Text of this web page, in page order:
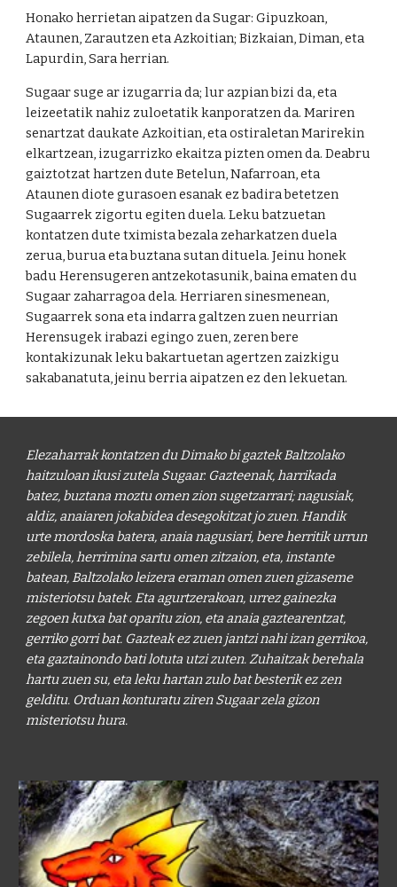
Honako herrietan aipatzen da Sugar: Gipuzkoan,
Ataunen, Zarautzen eta Azkoitian; Bizkaian, Diman, eta
Lapurdin, Sara herrian.
Sugaar suge ar izugarria da; lur azpian bizi da, eta
leizeetatik nahiz zuloetatik kanporatzen da. Mariren
senartzat daukate Azkoitian, eta ostiraletan Marirekin
elkartzean, izugarrizko ekaitza pizten omen da. Deabru
gaiztotzat hartzen dute Betelun, Nafarroan, eta
Ataunen diote gurasoen esanak ez badira betetzen
Sugaarrek zigortu egiten duela. Leku batzuetan
kontatzen dute tximista bezala zeharkatzen duela
zerua, burua eta buztana sutan dituela. Jeinu honek
badu Herensugeren antzekotasunik, baina ematen du
Sugaar zaharragoa dela. Herriaren sinesmenean,
Sugaarrek sona eta indarra galtzen zuen neurrian
Herensugek irabazi egingo zuen, zeren bere
kontakizunak leku bakartuetan agertzen zaizkigu
sakabanatuta, jeinu berria aipatzen ez den lekuetan.
Elezaharrak kontatzen du Dimako bi gaztek Baltzolako
haitzuloan ikusi zutela Sugaar. Gazteenak, harrikada
batez, buztana moztu omen zion sugetzarrari; nagusiak,
aldiz, anaiaren jokabidea desegokitzat jo zuen. Handik
urte mordoska batera, anaia nagusiari, bere herritik urrun
zebilela, herrimina sartu omen zitzaion, eta, instante
batean, Baltzolako leizera eraman omen zuen gizaseme
misteriotsu batek. Eta agurtzerakoan, urrez gainezka
zegoen kutxa bat oparitu zion, eta anaia gaztearentzat,
gerriko gorri bat. Gazteak ez zuen jantzi nahi izan gerrikoa,
eta gaztainondo bati lotuta utzi zuten. Zuhaitzak berehala
hartu zuen su, eta leku hartan zulo bat besterik ez zen
gelditu. Orduan konturatu ziren Sugaar zela gizon
misteriotsu hura.